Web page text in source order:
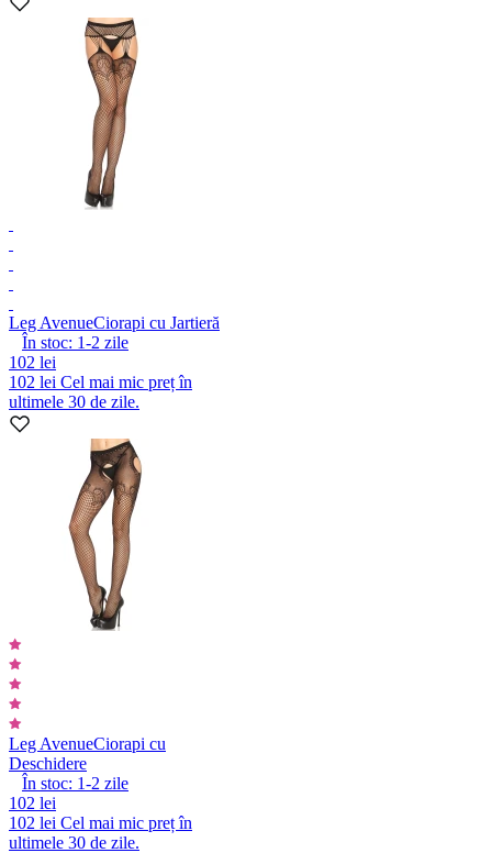
Leg AvenueCiorapi cu Jartieră
În stoc: 1-2 zile
102 lei
102 lei Cel mai mic preț în
ultimele 30 de zile.
Leg AvenueCiorapi cu
Deschidere
În stoc: 1-2 zile
102 lei
102 lei Cel mai mic preț în
ultimele 30 de zile.